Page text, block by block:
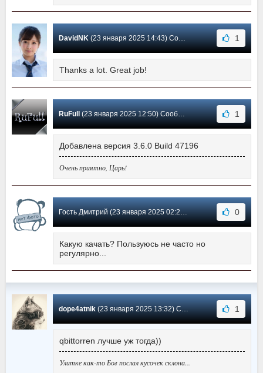
DavidNK(23 января 2025 14:43) Сообщение #6157 1
Thanks a lot. Great job!
RuFull (23 января 2025 12:50) Сообщение #6156 1
Добавлена версия 3.6.0 Build 47196
Очень приятно, Царь!
Гость Дмитрий (23 января 2025 02:23) Сообщение #6155 0
Какую качать? Пользуюсь не часто но
регулярно...
dope4atnik(23 января 2025 13:32) Сообщение #6154 1
qbittorren лучше уж тогда))
Улитке как-то Бог послал кусочек склона...